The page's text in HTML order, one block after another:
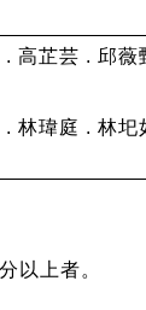
. 高芷芸 . 邱
. 林瑋庭 . 林圯
以上者。